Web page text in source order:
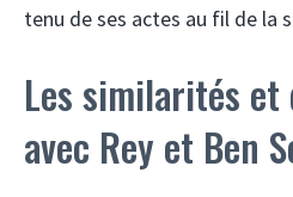
tenu de ses actes au fil de la
Les similarités
avec Rey et Ben